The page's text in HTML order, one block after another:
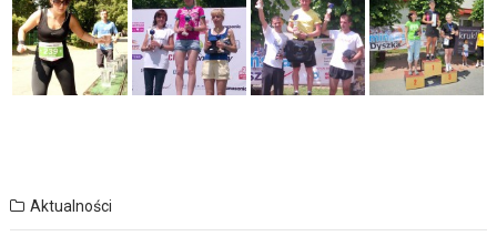
Aktualności